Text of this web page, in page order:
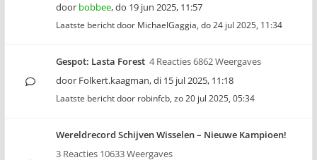
door bobbee,do 19 jun 2025, 11:57
Laatste bericht door MichaelGaggia, do 24 jul 2025, 11:34
Gespot: Lasta Forest 4 Reacties 6862 Weergaves
door Folkert.kaagman,di 15 jul 2025, 11:18
Laatste bericht door robinfcb, zo 20 jul 2025, 05:34
Wereldrecord Schijven Wisselen – Nieuwe Kampioen!
3 Reacties 10633 Weergaves